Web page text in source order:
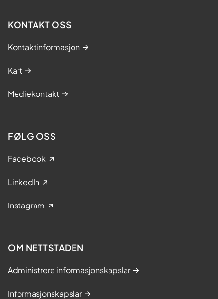
KONTAKT OSS
Kontaktinformasjon
Kart
Mediekontakt
FØLG OSS
Facebook
LinkedIn
Instagram
OM NETTSTADEN
Administrere informasjonskapslar
Informasjonskapslar